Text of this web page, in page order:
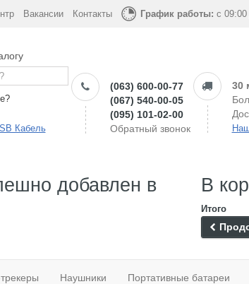
Вакансии Контакты График работы: с
Кабель
(063) 600-00-77
(067) 540-00-05
(095) 101-02-00
Обратный звонок
30
добавлен в
В
Итого
Наушники Портативные батареи